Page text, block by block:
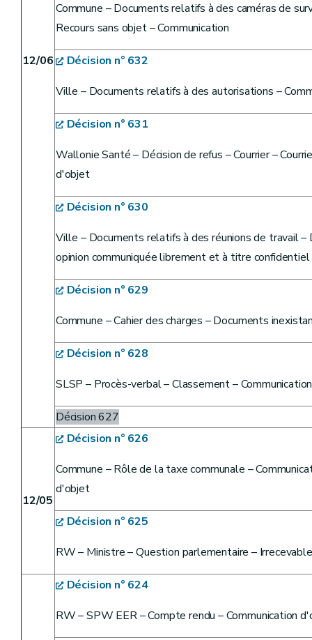
12/06
Commune – Documents relatifs à des caméras de
Recours sans objet – Communication
Décision n° 632
Ville – Documents relatifs à des autorisations –
Décision n° 631
Wallonie Santé – Décision de refus – Courrier –
d'objet
Décision n° 630
Ville – Documents relatifs à des réunions de travail
opinion communiquée librement et à titre confidentiel
Décision n° 629
Commune – Cahier des charges – Documents
Décision n° 628
SLSP – Procès-verbal – Classement –
Décision 627
12/05
Décision n° 626
Commune – Rôle de la taxe communale –
d'objet
Décision n° 625
RW – Ministre – Question parlementaire – Irrecevable
Décision n° 624
RW – SPW EER – Compte rendu – Communication